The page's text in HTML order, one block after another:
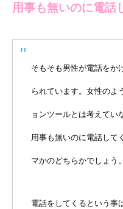
用事も無いのに電話
そもそも男性が電話をか
られています。女性のよ
ョンツールとは考えてい
用事も無いのに電話して
マかのどちらかでしょう。
電話をしてくるという事